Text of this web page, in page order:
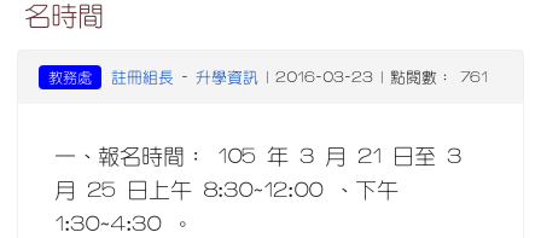
名時間
教務處 註冊組長 - 升學資訊| 2016-03-23 | 點閱數： 761
一、報名時間： 105 年 3 月 21 日至 3
月 25 日上午 8:30~12:00 、下午
1:30~4:30 。